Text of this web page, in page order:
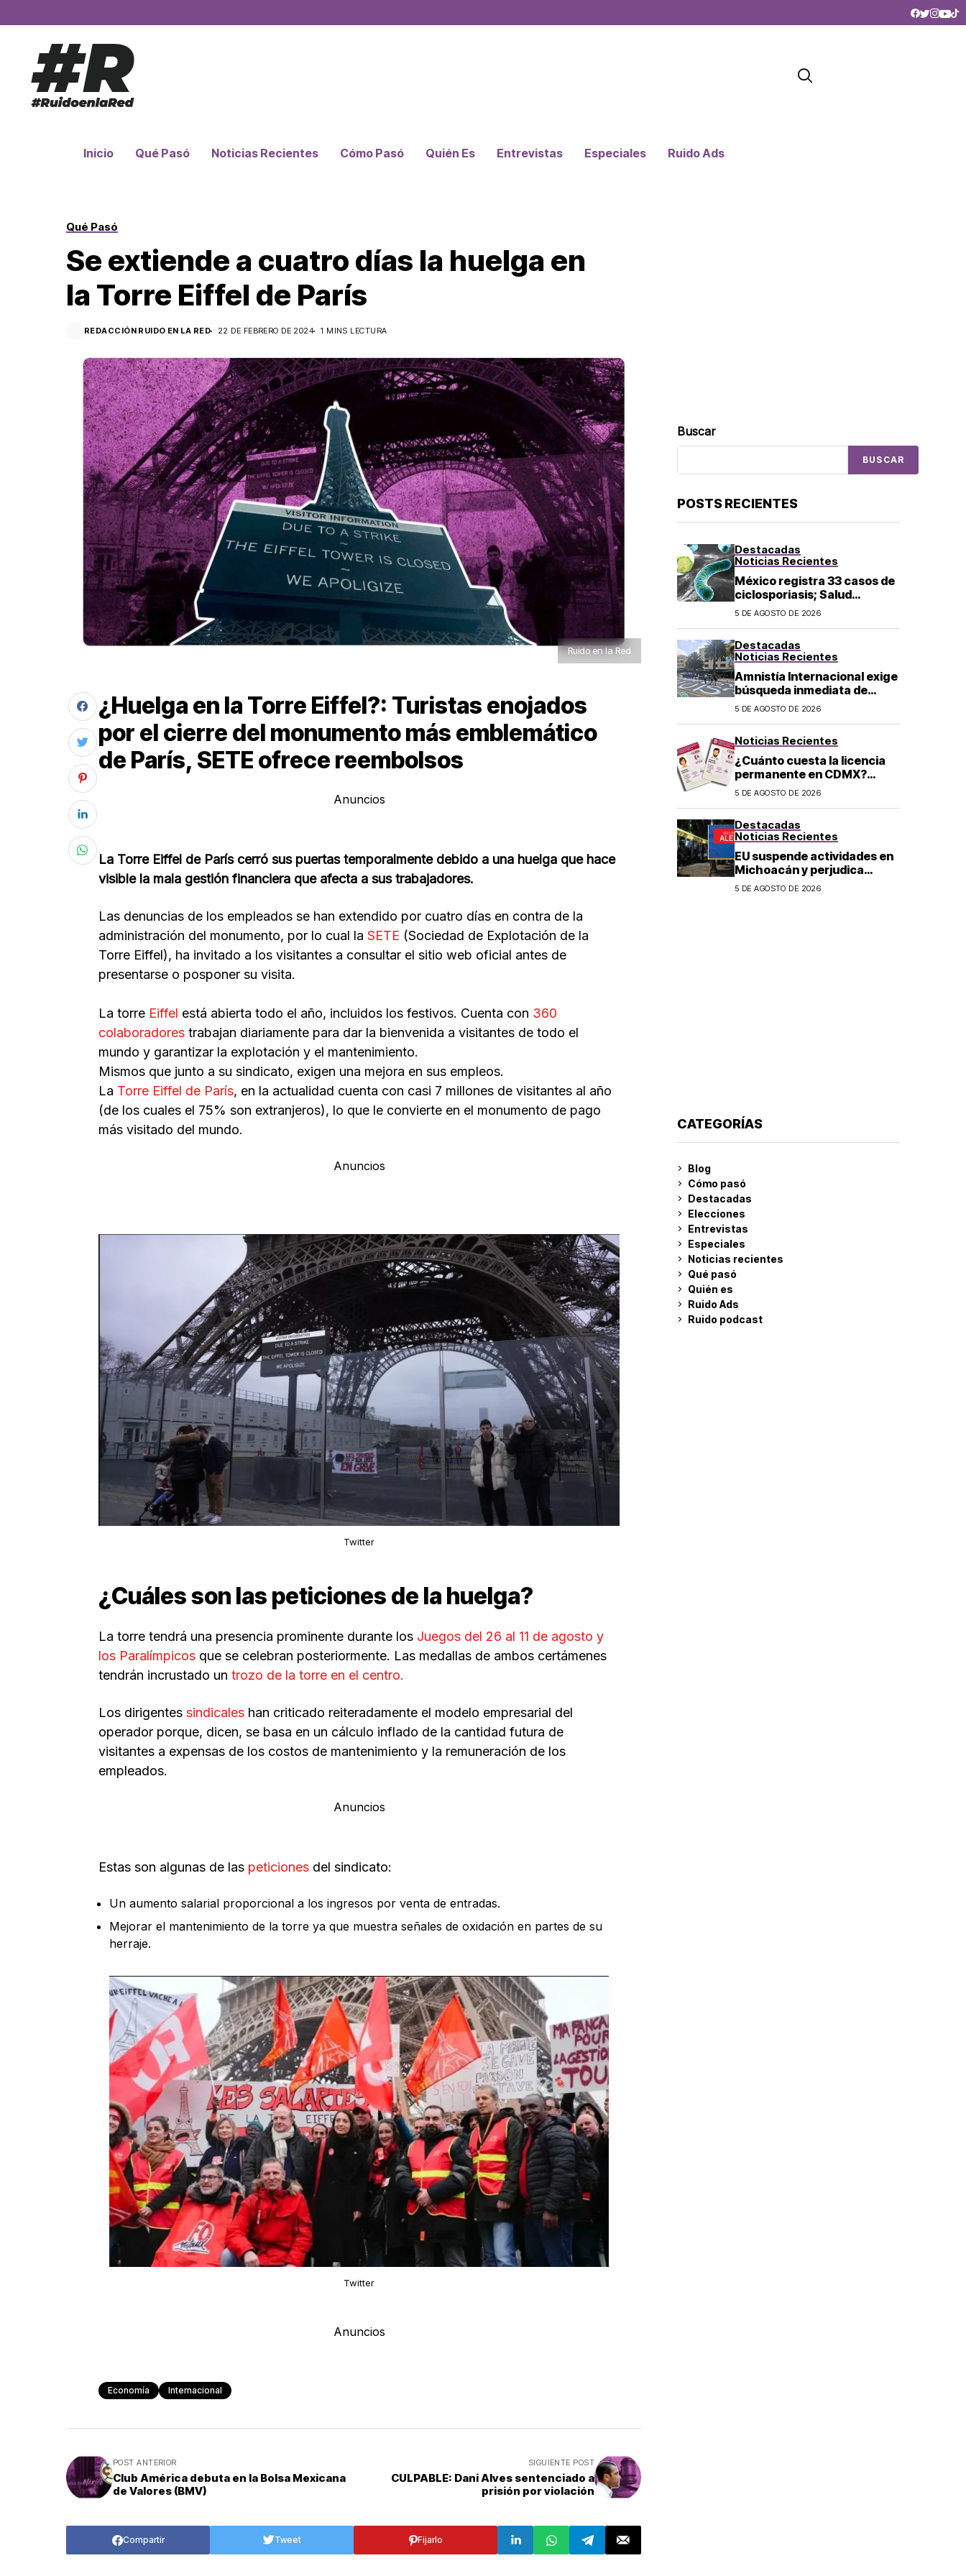
Inicio Qué Pasó Noticias Recientes Cómo Pasó Quién Es Entrevistas Especiales Ruido Ads
Qué Pasó
Se extiende a cuatro días la huelga en
la Torre Eiffel de París
REDACCIÓN RUIDO EN LA RED 22 DE FEBRERO DE 2024 1 MINS LECTURA
Ruido en la Red
¿Huelga en la Torre Eiffel?: Turistas enojados
por el cierre del monumento más emblemático
de París, SETE ofrece reembolsos
Anuncios
La Torre Eiffel de París cerró sus puertas temporalmente debido a una huelga que hace
visible la mala gestión financiera que afecta a sus trabajadores.
Las denuncias de los empleados se han extendido por cuatro días en contra de la
administración del monumento, por lo cual la SETE (Sociedad de Explotación de la
Torre Eiffel), ha invitado a los visitantes a consultar el sitio web oficial antes de
presentarse o posponer su visita.
La torre Eiffel está abierta todo el año, incluidos los festivos. Cuenta con 360
colaboradores trabajan diariamente para dar la bienvenida a visitantes de todo el
mundo y garantizar la explotación y el mantenimiento.
Mismos que junto a su sindicato, exigen una mejora en sus empleos.
La Torre Eiffel de París, en la actualidad cuenta con casi 7 millones de visitantes al año
(de los cuales el 75% son extranjeros), lo que le convierte en el monumento de pago
más visitado del mundo.
Anuncios
Twitter
¿Cuáles son las peticiones de la huelga?
La torre tendrá una presencia prominente durante los Juegos del 26 al 11 de agosto y
los Paralímpicos que se celebran posteriormente. Las medallas de ambos certámenes
tendrán incrustado un trozo de la torre en el centro.
Los dirigentes sindicales han criticado reiteradamente el modelo empresarial del
operador porque, dicen, se basa en un cálculo inflado de la cantidad futura de
visitantes a expensas de los costos de mantenimiento y la remuneración de los
empleados.
Anuncios
Estas son algunas de las peticiones del sindicato:
Un aumento salarial proporcional a los ingresos por venta de entradas.
Mejorar el mantenimiento de la torre ya que muestra señales de oxidación en partes de su
herraje.
Twitter
Anuncios
Economía Internacional
POST ANTERIOR
Club América debuta en la Bolsa Mexicana
de Valores (BMV)
SIGUIENTE POST
CULPABLE: Dani Alves sentenciado a
prisión por violación
Compartir Tweet Fijarlo
Buscar
BUSCAR
POSTS RECIENTES
Destacadas
Noticias Recientes
México registra 33 casos de
ciclosporiasis; Salud
mantiene vigilancia
5 DE AGOSTO DE 2026
Destacadas
Noticias Recientes
Amnistía Internacional exige
búsqueda inmediata de
ambientalista desaparecido
5 DE AGOSTO DE 2026
Noticias Recientes
¿Cuánto cuesta la licencia
permanente en CDMX?
Costo y fecha límite del
5 DE AGOSTO DE 2026
Destacadas
Noticias Recientes
EU suspende actividades en
Michoacán y perjudica
exportación de aguacate
5 DE AGOSTO DE 2026
CATEGORÍAS
Blog
Cómo pasó
Destacadas
Elecciones
Entrevistas
Especiales
Noticias recientes
Qué pasó
Quién es
Ruido Ads
Ruido podcast